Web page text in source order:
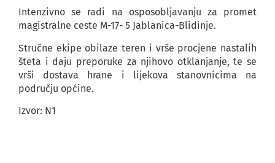
Intenzivno se radi na osposobljavanju za promet
magistralne ceste M-17- 5 Jablanica-Blidinje.
Stručne ekipe obilaze teren i vrše procjene nastalih
šteta i daju preporuke za njihovo otklanjanje, te se
vrši dostava hrane i lijekova stanovnicima na
području općine.
Izvor: N1